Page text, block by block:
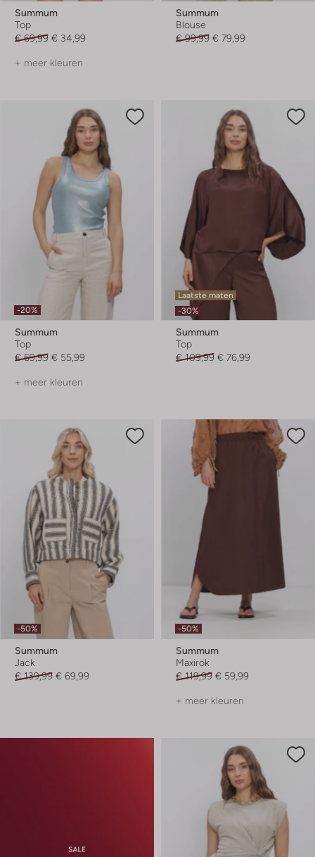
Summum
Top
€ 69,99 € 34,99
+ meer kleuren
Summum
Blouse
€ 99,99 € 79,99
-20%
Summum
Top
€ 69,99 € 55,99
+ meer kleuren
Laatste maten
-30%
Summum
Top
€ 109,99 € 76,99
-50%
Summum
Jack
€ 139,99 € 69,99
-50%
Summum
Maxirok
€ 119,99 € 59,99
+ meer kleuren